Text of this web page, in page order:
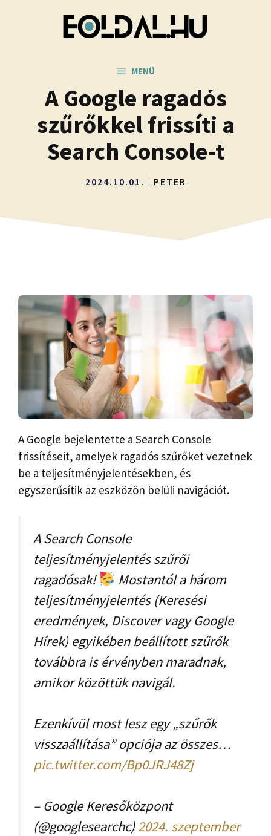
MENÜ
A Google ragadós
szűrőkkel frissíti a
Search Console-t
2024.10.01. PETER
A Google bejelentette a Search Console
frissítéseit, amelyek ragadós szűrőket vezetnek
be a teljesítményjelentésekben, és
egyszerűsítik az eszközön belüli navigációt.
A Search Console
teljesítményjelentés szűrői
ragadósak!
Mostantól a három
teljesítményjelentés (Keresési
eredmények, Discover vagy Google
Hírek) egyikében beállított szűrők
továbbra is érvényben maradnak,
amikor közöttük navigál.
Ezenkívül most lesz egy „szűrők
visszaállítása” opciója az összes…
pic.twitter.com/Bp0JRJ48Zj
– Google Keresőközpont
(@googlesearchc)2024. szeptember